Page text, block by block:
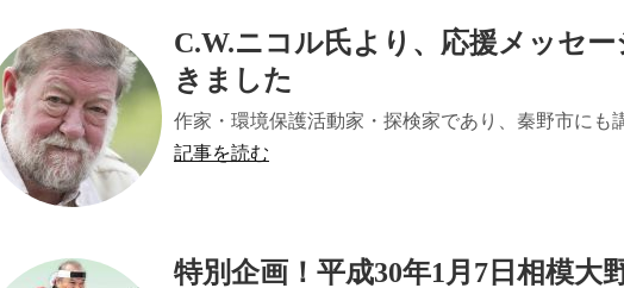
C.W.ニコル氏より、応援メッセ
きました
作家・環境保護活動家・探検家であり、秦野市にも
記事を読む
特別企画！平成30年1月7日相模大